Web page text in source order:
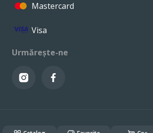
Mastercard
Visa
Urmărește-ne